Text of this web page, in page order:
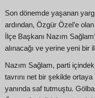
Son dönemde yaşanan
ardından, Özgür Özel’e
İlçe Başkanı Nazım
alınacağı ve yerine yeni bir
Nazım Sağlam, parti
tavrını net bir şekilde
yanında saf tutmuştu.